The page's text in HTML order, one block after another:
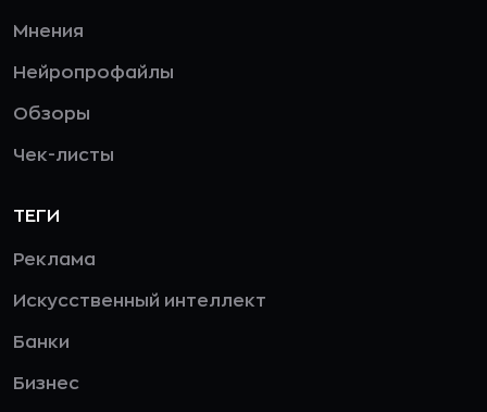
Мнения
Нейропрофайлы
Обзоры
Чек-листы
ТЕГИ
Реклама
Искусственный интеллект
Банки
Бизнес